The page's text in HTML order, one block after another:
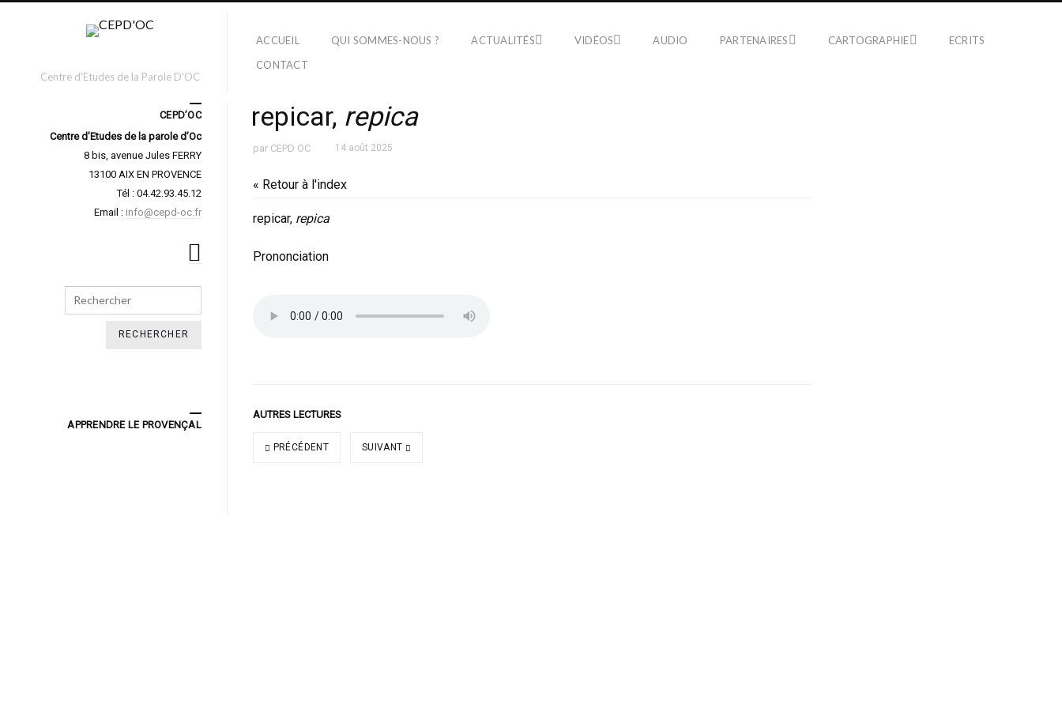
Centre d'Etudes de la Parole D'OC
ACCUEIL QUI SOMMES-NOUS ? ACTUALITÉS VIDÉOS AUDIO PARTENAIRES CARTOGRAPHIE
ECRITS
CONTACT
repicar, repica
par CEPD OC 14 août 2025
« Retour à l'index
repicar, repica
Prononciation
AUTRES LECTURES
PRÉCÉDENT SUIVANT
CEPD’OC
Centre d’Etudes de la parole d’Oc
8 bis, avenue Jules FERRY
13100 AIX EN PROVENCE
Tél : 04.42.93.45.12
Email : info@cepd-oc.fr
Search
APPRENDRE LE PROVENÇAL